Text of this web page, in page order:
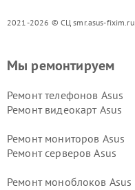
2021-2026 © СЦ smr.asus-fixim.ru
Мы ремонтируем
Ремонт телефонов Asus
Ремонт видеокарт Asus
Ремонт мониторов Asus
Ремонт серверов Asus
Ремонт моноблоков Asus